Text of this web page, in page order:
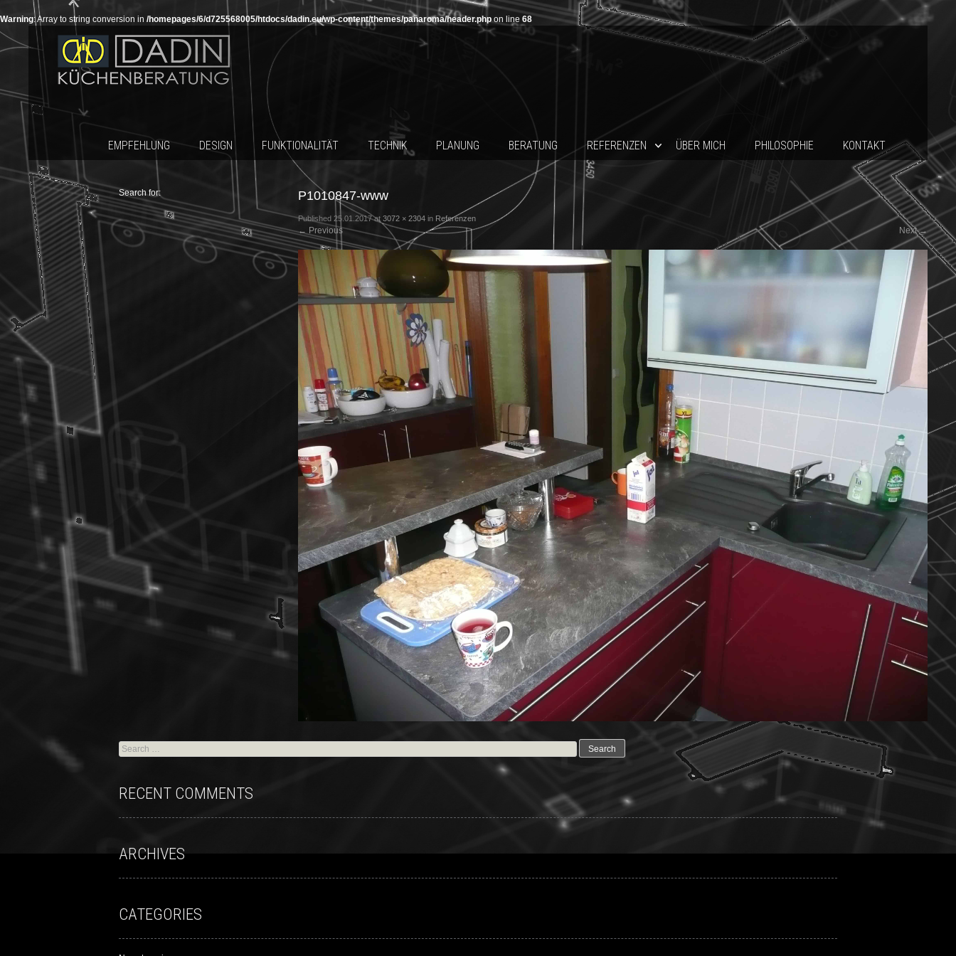
Warning: Array to string conversion in /homepages/6/d725568005/htdocs/dadin.eu/wp-content/themes/panaroma/header.phpon line 68
EMPFEHLUNG DESIGN FUNKTIONALITÄT TECHNIK PLANUNG BERATUNG REFERENZEN ÜBER MICH PHILOSOPHIE KONTAKT
P1010847-www
Published25.01.2017at3072 × 2304 in Referenzen
← Previous Next→
Search for:
RECENT COMMENTS
ARCHIVES
CATEGORIES